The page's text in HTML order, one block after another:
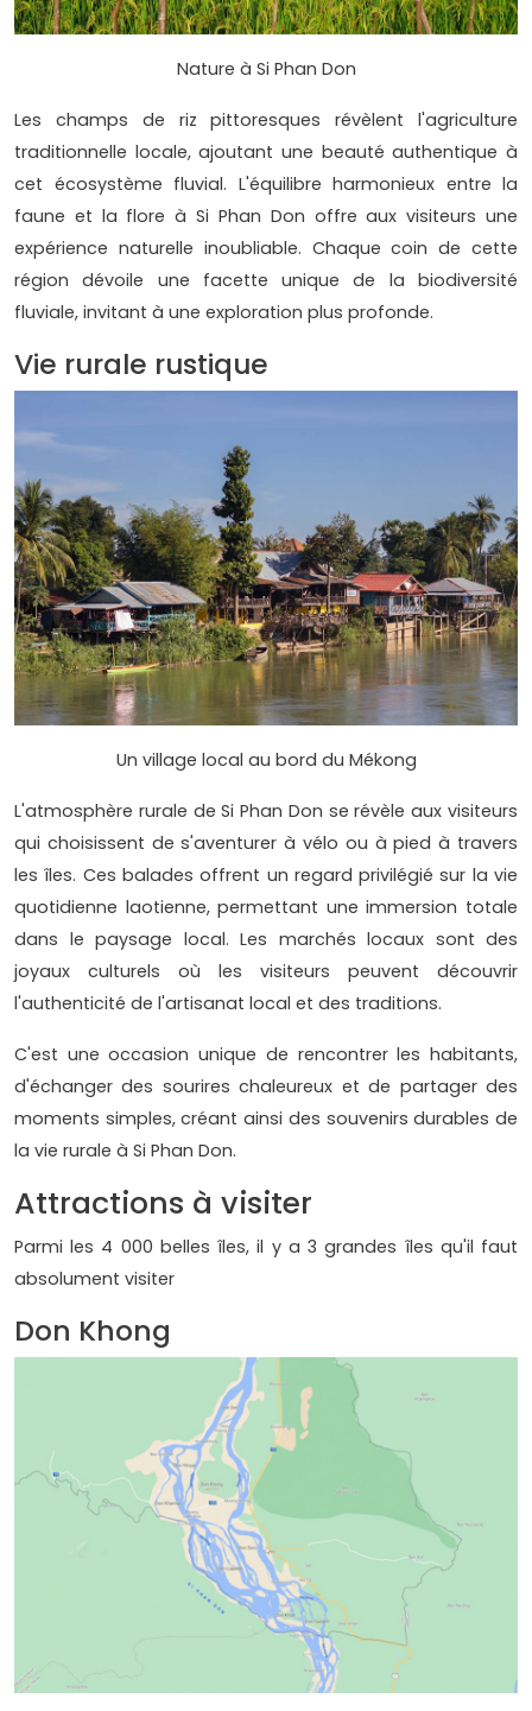
Nature à Si Phan Don
Les champs de riz pittoresques révèlent l'agriculture
traditionnelle locale, ajoutant une beauté authentique à
cet écosystème fluvial. L'équilibre harmonieux entre la
faune et la flore à Si Phan Don offre aux visiteurs une
expérience naturelle inoubliable. Chaque coin de cette
région dévoile une facette unique de la biodiversité
fluviale, invitant à une exploration plus profonde.
Vie rurale rustique
Un village local au bord du Mékong
L'atmosphère rurale de Si Phan Don se révèle aux visiteurs
qui choisissent de s'aventurer à vélo ou à pied à travers
les îles. Ces balades offrent un regard privilégié sur la vie
quotidienne laotienne, permettant une immersion totale
dans le paysage local. Les marchés locaux sont des
joyaux culturels où les visiteurs peuvent découvrir
l'authenticité de l'artisanat local et des traditions.
C'est une occasion unique de rencontrer les habitants,
d'échanger des sourires chaleureux et de partager des
moments simples, créant ainsi des souvenirs durables de
la vie rurale à Si Phan Don.
Attractions à visiter
Parmi les 4 000 belles îles, il y a 3 grandes îles qu'il faut
absolument visiter
Don Khong